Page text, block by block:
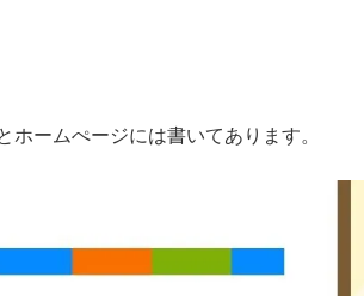
ームぺージには書いてあります。